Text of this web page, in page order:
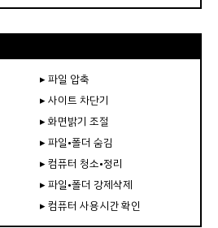
▸ 파일 압축
▸ 사이트 차단기
▸ 화면밝기 조절
▸ 파일•폴더 숨김
▸ 컴퓨터 청소•정리
▸ 파일•폴더 강제삭제
▸ 컴퓨터 사용시간 확인